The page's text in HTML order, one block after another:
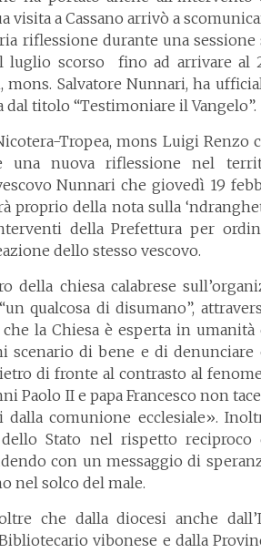
visita a Cassano arrivò a
riflessione durante una
luglio scorso fino ad arrivare al
mons. Salvatore Nunnari, ha
dal titolo “Testimoniare il Vangelo”.
Tropea, mons Luigi Renzo
nuova riflessione nel
Nunnari che giovedì 19
proprio della nota sulla
della Prefettura per
dello stesso vescovo.
della chiesa calabrese
qualcosa di disumano”,
la Chiesa è esperta in
scenario di bene e di
di fronte al contrasto al
Paolo II e papa Francesco non
dalla comunione ecclesiale».
Stato nel rispetto
con un messaggio di
nel solco del male.
oltre che dalla diocesi anche
vibonese e dalla